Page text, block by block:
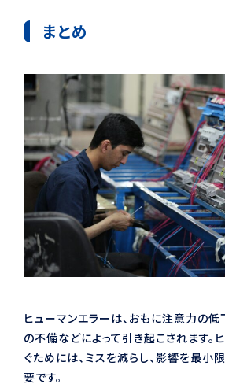
まとめ
ヒューマンエラーは、おもに注意力の
の不備などによって引き起こされます。
ぐためには、ミスを減らし、影響を最小
要です。